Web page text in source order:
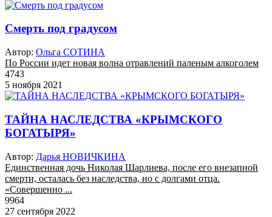
Смерть под градусом
Автор: Ольга СОТИНА
По России идет новая волна отравлений паленым алкоголем
4743
5 ноября 2021
ТАЙНА НАСЛЕДСТВА «КРЫМСКОГО
БОГАТЫРЯ»
Автор: Дарья НОВИЧКИНА
Единственная дочь Николая Шарлиева, после его внезапной
смерти, осталась без наследства, но с долгами отца.
«Совершенно ...
9964
27 сентября 2022